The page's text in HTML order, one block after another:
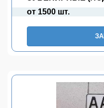
от 1500 шт.